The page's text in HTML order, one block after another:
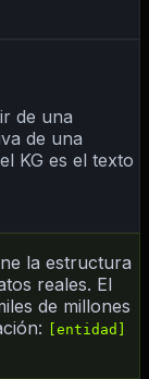
de una
de una
KG es el texto
la estructura
reales. El
de millones
[entidad]